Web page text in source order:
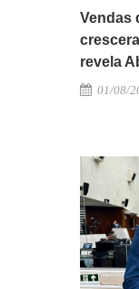
Vendas
revela
01/08/